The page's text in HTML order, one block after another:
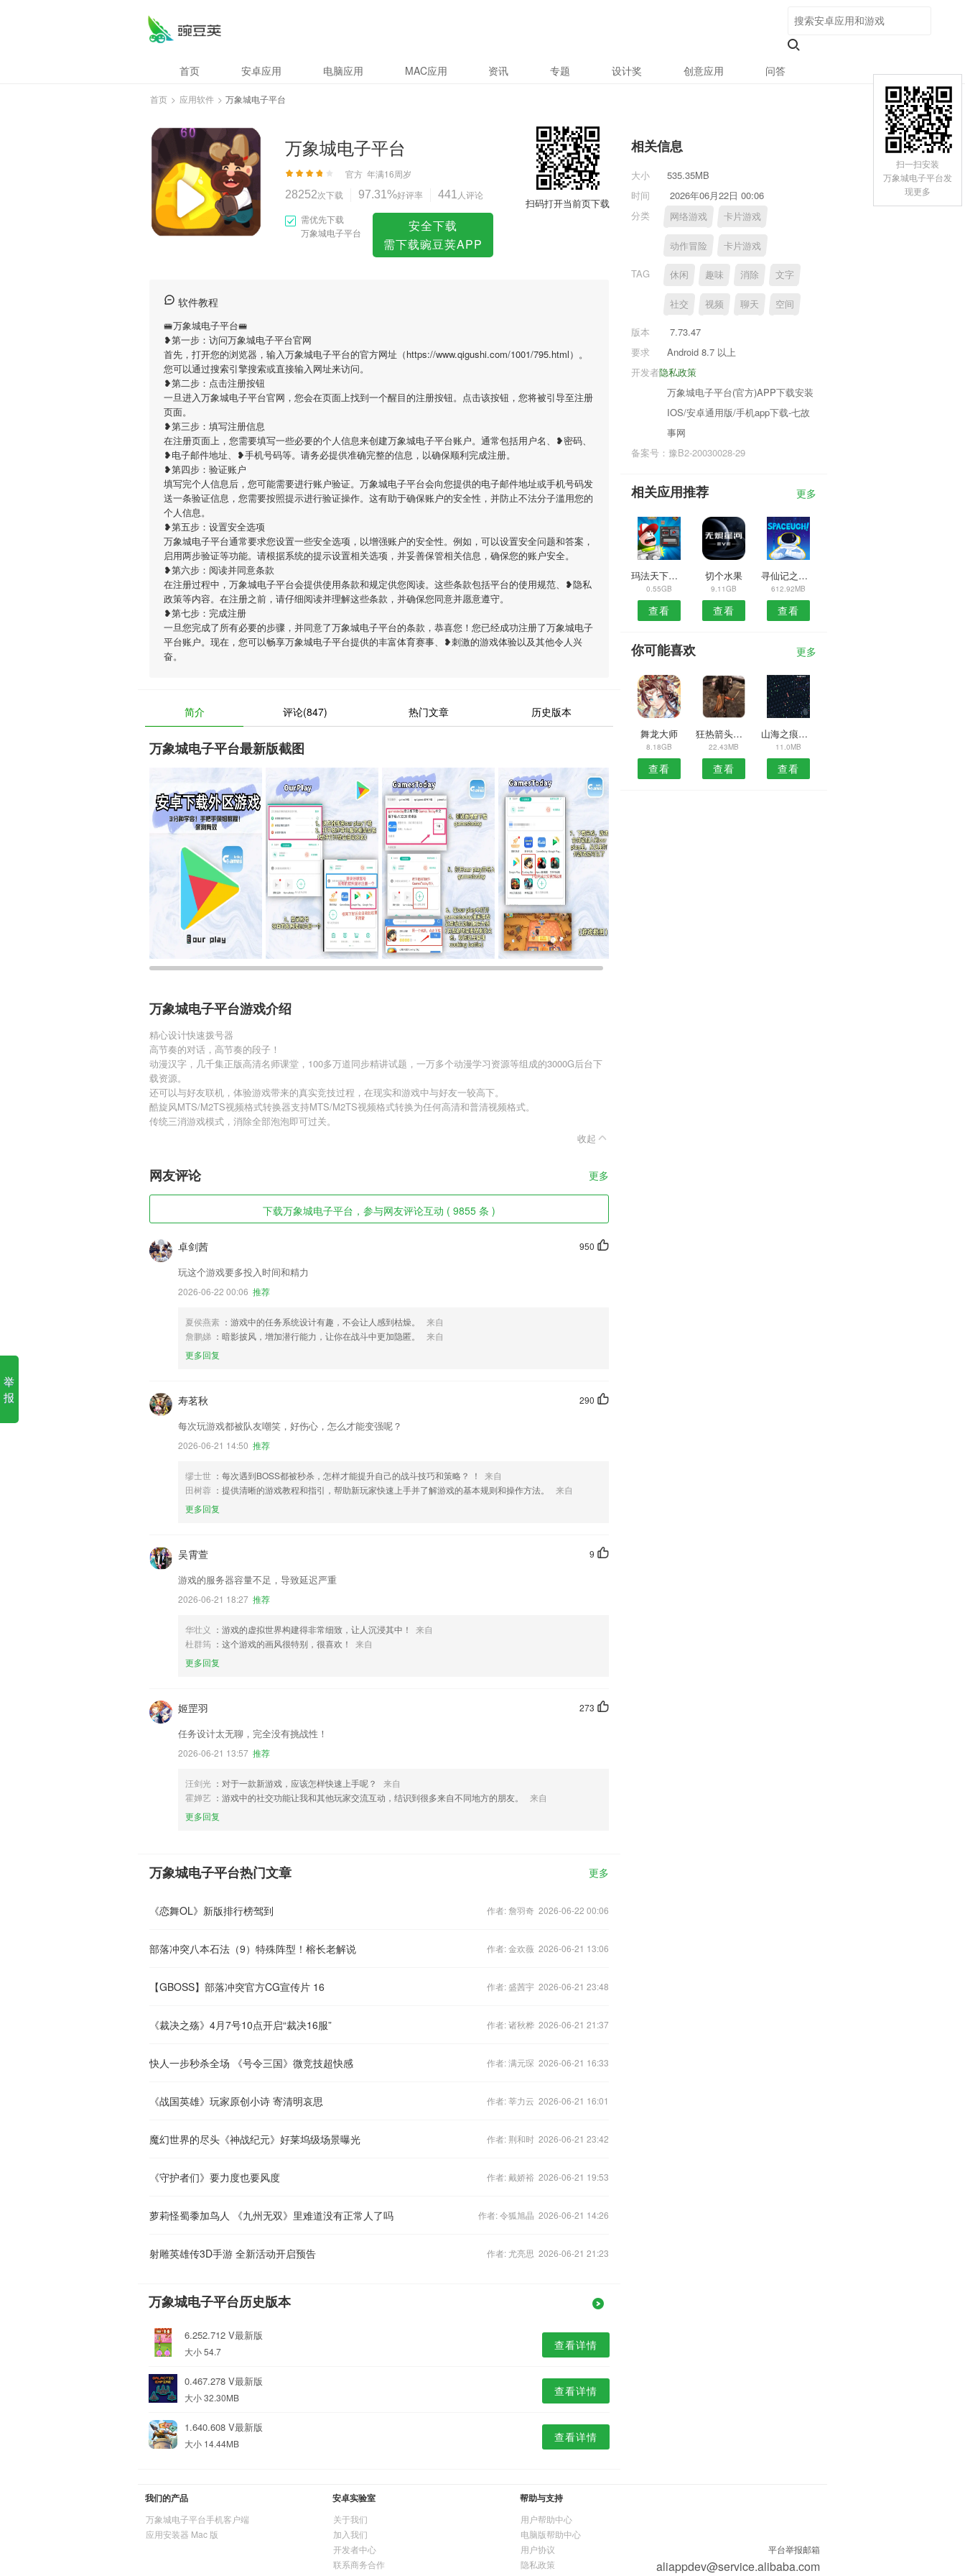
首页 安卓应用 电脑应用 MAC应用 资讯 专题 设计奖 创意应用 问答
首页 > 应用软件 > 万象城电子平台
万象城电子平台
官方 年满16周岁
28252次下载 97.31%好评率 441 人评论
需优先下载
万象城电子平台
安全下载
需下载豌豆荚APP
扫码打开当前页下载
软件教程
🚝万象城电子平台🚝
❥第一步：访问万象城电子平台官网
首先，打开您的浏览器，输入万象城电子平台的官方网址（https://www.qigushi.com/1001/795.html）。
您可以通过搜索引擎搜索或直接输入网址来访问。
❥第二步：点击注册按钮
一旦进入万象城电子平台官网，您会在页面上找到一个醒目的注册按钮。点击该按钮，您将被引导至注册
页面。
❥第三步：填写注册信息
在注册页面上，您需要填写一些必要的个人信息来创建万象城电子平台账户。通常包括用户名、❥密码、
❥电子邮件地址、❥手机号码等。请务必提供准确完整的信息，以确保顺利完成注册。
❥第四步：验证账户
填写完个人信息后，您可能需要进行账户验证。万象城电子平台会向您提供的电子邮件地址或手机号码发
送一条验证信息，您需要按照提示进行验证操作。这有助于确保账户的安全性，并防止不法分子滥用您的
个人信息。
❥第五步：设置安全选项
万象城电子平台通常要求您设置一些安全选项，以增强账户的安全性。例如，可以设置安全问题和答案，
启用两步验证等功能。请根据系统的提示设置相关选项，并妥善保管相关信息，确保您的账户安全。
❥第六步：阅读并同意条款
在注册过程中，万象城电子平台会提供使用条款和规定供您阅读。这些条款包括平台的使用规范、❥隐私
政策等内容。在注册之前，请仔细阅读并理解这些条款，并确保您同意并愿意遵守。
❥第七步：完成注册
一旦您完成了所有必要的步骤，并同意了万象城电子平台的条款，恭喜您！您已经成功注册了万象城电子
平台账户。现在，您可以畅享万象城电子平台提供的丰富体育赛事、❥刺激的游戏体验以及其他令人兴
奋。
简介 评论(847) 热门文章 历史版本
万象城电子平台最新版截图
万象城电子平台游戏介绍
精心设计快速拨号器
高节奏的对话，高节奏的段子！
动漫汉字，几千集正版高清名师课堂，100多万道同步精讲试题，一万多个动漫学习资源等组成的3000G后台下
载资源。
还可以与好友联机，体验游戏带来的真实竞技过程，在现实和游戏中与好友一较高下。
酷旋风MTS/M2TS视频格式转换器支持MTS/M2TS视频格式转换为任何高清和普清视频格式。
传统三消游戏模式，消除全部泡泡即可过关。
收起
网友评论 更多
下载万象城电子平台，参与网友评论互动 ( 9855 条 )
950
卓剑茜
玩这个游戏要多投入时间和精力
2026-06-22 00:06 推荐
夏侯燕素 ：游戏中的任务系统设计有趣，不会让人感到枯燥。
来自
詹鹏娣 ：暗影披风，增加潜行能力，让你在战斗中更加隐匿。
来自
更多回复
290
寿茗秋
每次玩游戏都被队友嘲笑，好伤心，怎么才能变强呢？
2026-06-21 14:50 推荐
缪士世 ：每次遇到BOSS都被秒杀，怎样才能提升自己的战斗技巧和策略？ ！
来自
田树蓉 ：提供清晰的游戏教程和指引，帮助新玩家快速上手并了解游戏的基本规则和操作方法。
来自
更多回复
9
吴霄萱
游戏的服务器容量不足，导致延迟严重
2026-06-21 18:27 推荐
华壮义 ：游戏的虚拟世界构建得非常细致，让人沉浸其中！
来自
杜群筠 ：这个游戏的画风很特别，很喜欢！
来自
更多回复
273
姬罡羽
任务设计太无聊，完全没有挑战性！
2026-06-21 13:57 推荐
汪剑光 ：对于一款新游戏，应该怎样快速上手呢？
来自
霍婵艺 ：游戏中的社交功能让我和其他玩家交流互动，结识到很多来自不同地方的朋友。
来自
更多回复
万象城电子平台热门文章 更多
《恋舞OL》新版排行榜驾到 作者: 詹羽奇 2026-06-22 00:06
部落冲突八本石法（9）特殊阵型！榕长老解说 作者: 金欢薇 2026-06-21 13:06
【GBOSS】部落冲突官方CG宣传片 16 作者: 盛茜宇 2026-06-21 23:48
《裁决之殇》4月7号10点开启“裁决16服” 作者: 诸秋桦 2026-06-21 21:37
快人一步秒杀全场 《号令三国》微竞技超快感 作者: 满元琛 2026-06-21 16:33
《战国英雄》玩家原创小诗 寄清明哀思 作者: 莘力云 2026-06-21 16:01
魔幻世界的尽头《神战纪元》好莱坞级场景曝光 作者: 荆和时 2026-06-21 23:42
《守护者们》要力度也要风度 作者: 戴娇裕 2026-06-21 19:53
萝莉怪蜀黍加鸟人 《九州无双》里难道没有正常人了吗 作者: 令狐旭晶 2026-06-21 14:26
射雕英雄传3D手游 全新活动开启预告 作者: 尤亮思 2026-06-21 21:23
万象城电子平台历史版本
6.252.712 V最新版
大小 54.7 查看详情
0.467.278 V最新版
大小 32.30MB 查看详情
1.640.608 V最新版
大小 14.44MB 查看详情
相关信息
大小
535.35MB
时间
2026年06月22日 00:06
分类
网络游戏 卡片游戏
动作冒险 卡片游戏
TAG 休闲 趣味 消除 文字
社交 视频 聊天 空间
版本
7.73.47
要求
Android 8.7 以上
隐私政策
开发者
万象城电子平台(官方)APP下载安装
IOS/安卓通用版/手机app下载-七故
事网
备案号：豫B2-20030028-29
相关应用推荐 更多
玛法天下传说
0.55GB
查看
切个水果
9.11GB
查看
寻仙记之问道
612.92MB
查看
你可能喜欢 更多
舞龙大师
8.18GB
查看
狂热箭头游戏
22.43MB
查看
山海之痕刀剑情缘
11.0MB
查看
我们的产品
万象城电子平台手机客户端
应用安装器 Mac 版
安卓实验室
关于我们
加入我们
开发者中心
联系商务合作
帮助与支持
用户帮助中心
电脑版帮助中心
用户协议
隐私政策
平台举报邮箱
aliappdev@service.alibaba.com
扫一扫安装
万象城电子平台发
现更多
举
报